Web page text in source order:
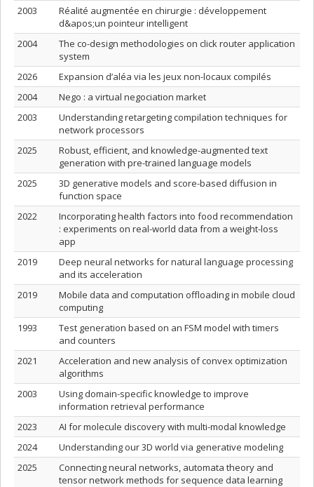
2003
Réalité augmentée en chirurgie : développement
d&apos;un pointeur intelligent
2004
The co-design methodologies on click router application
system
2026
Expansion d’aléa via les jeux non-locaux compilés
2004
Nego : a virtual negociation market
2003
Understanding retargeting compilation techniques for
network processors
2025
Robust, efficient, and knowledge-augmented text
generation with pre-trained language models
2025
3D generative models and score-based diffusion in
function space
2022
Incorporating health factors into food recommendation
: experiments on real-world data from a weight-loss
app
2019
Deep neural networks for natural language processing
and its acceleration
2019
Mobile data and computation offloading in mobile cloud
computing
1993
Test generation based on an FSM model with timers
and counters
2021
Acceleration and new analysis of convex optimization
algorithms
2003
Using domain-specific knowledge to improve
information retrieval performance
2023
AI for molecule discovery with multi-modal knowledge
2024
Understanding our 3D world via generative modeling
2025
Connecting neural networks, automata theory and
tensor network methods for sequence data learning